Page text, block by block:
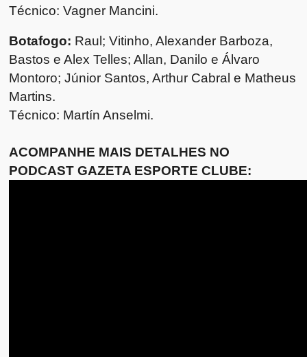
Técnico: Vagner Mancini.
Botafogo: Raul; Vitinho, Alexander Barboza,
Bastos e Alex Telles; Allan, Danilo e Álvaro
Montoro; Júnior Santos, Arthur Cabral e Matheus
Martins.
Técnico: Martín Anselmi.
ACOMPANHE MAIS DETALHES NO
PODCAST GAZETA ESPORTE CLUBE: